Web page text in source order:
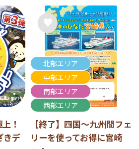
！
きデ
北部エリア
中部エリア
南部エリア
西部エリア
【終了】四国～九州間フェ
リーを使ってお得に宮崎